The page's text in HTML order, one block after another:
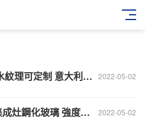
2022-05-02
制 意大利風格時尚戶型
2022-05-02
強度高蒸烤箱玻璃面板